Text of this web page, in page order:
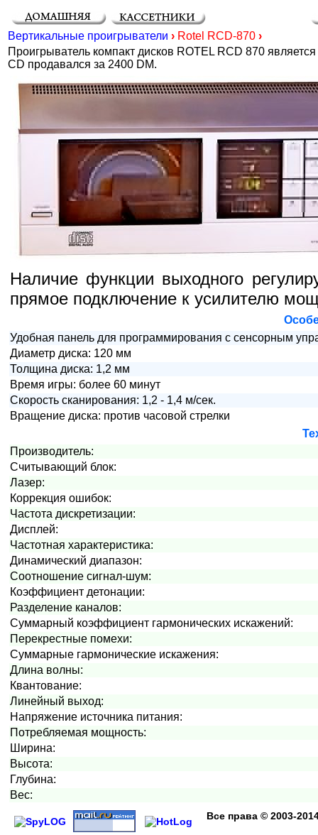
Вертикальные проигрыватели › Rotel RCD-870 ›
Проигрыватель компакт дисков ROTEL RCD 870
CD продавался за 2400 DM.
Наличие функции выходного
прямое подключение к усилителю
Удобная панель для программирования с сенсорным
Диаметр диска: 120 мм
Толщина диска: 1,2 мм
Время игры: более 60 минут
Скорость сканирования: 1,2 - 1,4 м/сек.
Вращение диска: против часовой стрелки
Т
Производитель:
Считывающий блок:
Лазер:
Коррекция ошибок:
Частота дискретизации:
Дисплей:
Частотная характеристика:
Динамический диапазон:
Соотношение сигнал-шум:
Коэффициент детонации:
Разделение каналов:
Суммарный коэффициент гармонических искажений:
Перекрестные помехи:
Суммарные гармонические искажения:
Длина волны:
Квантование:
Линейный выход:
Напряжение источника питания:
Потребляемая мощность:
Ширина:
Высота:
Глубина:
Вес:
Все права© 2003-